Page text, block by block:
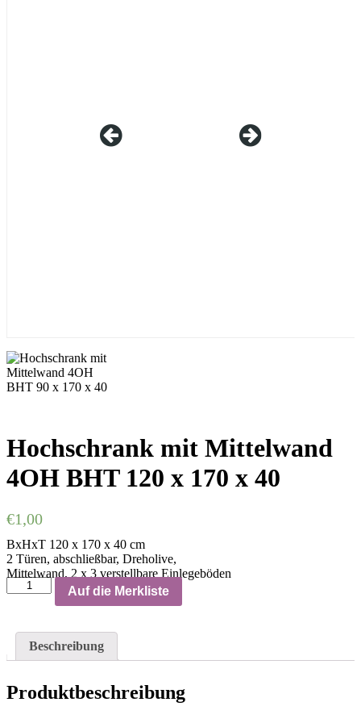
Hochschrank mit Mittelwand
4OH BHT 120 x 170 x 40
€1,00
BxHxT 120 x 170 x 40 cm
2 Türen, abschließbar, Dreholive,
Mittelwand, 2 x 3 verstellbare Einlegeböden
Auf die Merkliste
Beschreibung
Produktbeschreibung